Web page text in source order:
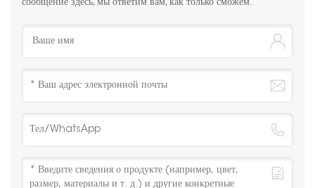
сообщение здесь, мы ответим вам, как только сможем.